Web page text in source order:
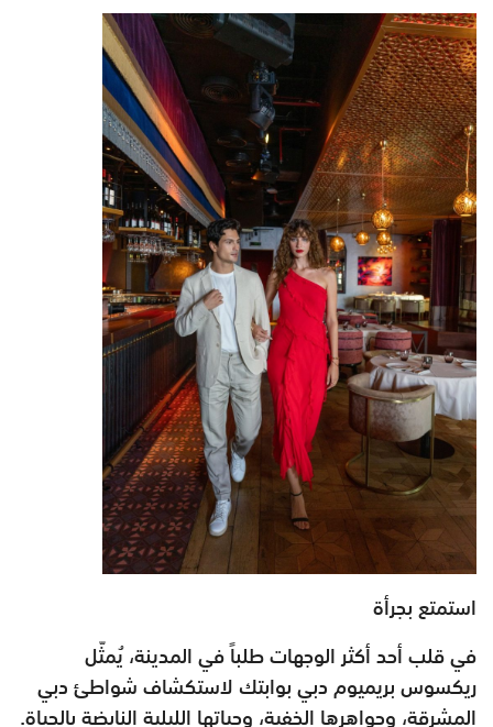
استمتع بجرأة
في قلب أحد أكثر الوجهات طلباً في المدينة، يُمثّل
ريكسوس بريميوم دبي بوابتك لاستكشاف شواطئ دبي
المشرقة، وجواهرها الخفية، وحياتها الليلية النابضة بالحياة.